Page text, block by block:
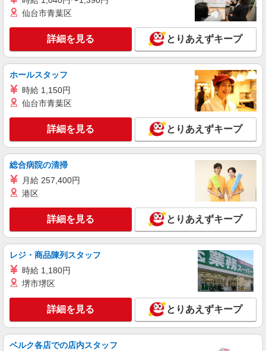
長野市｜家庭と両立できる＊デイサービス看護
時給2300円〜2875円 ＜日払い有/週払い有/交
通費全支給(ガソリン代含む)＞
長野市
キープ 詳細を見る
派遣社員
株式会社kotrio /●MT-H-1980679
長野市＊看護助手＊日払いOK！推し活の軍資
金も即ゲット◎
時給1500円〜2125円 ＜日払い有/週払い有/交
詳細を見る
派遣社員
株式会社kotrio /●MT-H-1906676
長野市≫タイパ重視で稼げる看護助手＊無料資
時給1500円〜2125円 ＜日払い有/週払い有/交
通費全支給(ガソリン代含む)＞
長野市
キープ
仙台市青葉区
詳細を見る とりあえずキープ
ホールスタッフ
時給 1,150円
仙台市青葉区
詳細を見る とりあえずキープ
総合病院の清掃
月給 257,400円
港区
詳細を見る とりあえずキープ
レジ・商品陳列スタッフ
時給 1,180円
堺市堺区
詳細を見る とりあえずキープ
ベルク各店での店内スタッフ